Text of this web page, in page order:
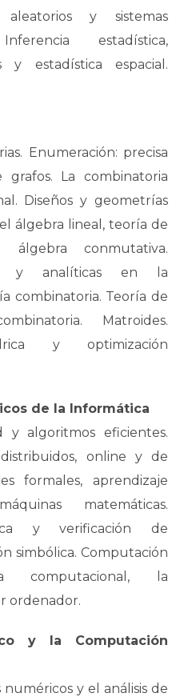
aleatorios y sistemas
estadística,
y estadística espacial.
Enumeración: precisa
La combinatoria
Diseños y geometrías
álgebra lineal, teoría de
conmutativa.
y analíticas en la
combinatoria. Teoría de
Matroides.
y optimización
de la Informática
y algoritmos eficientes.
online y de
formales, aprendizaje
matemáticas.
y verificación de
simbólica. Computación
computacional, la
ordenador.
y la Computación
y el análisis de